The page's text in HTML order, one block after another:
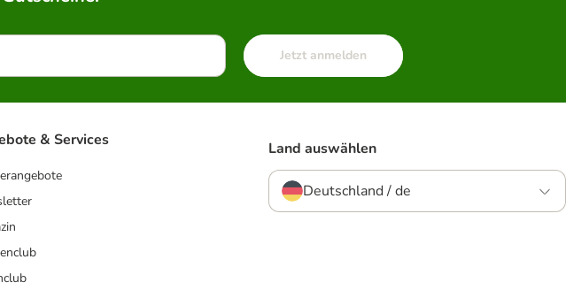
Jetzt anmelden
& Services Land auswählen
Deutschland / de